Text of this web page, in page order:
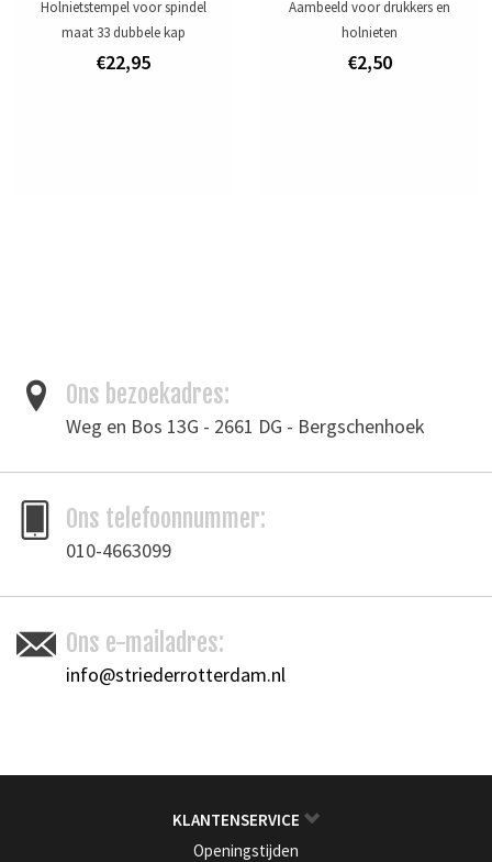
Holnietstempel voor spindel
maat 33 dubbele kap
€22,95
Aambeeld voor drukkers en
holnieten
€2,50
Ons bezoekadres:
Weg en Bos 13G - 2661 DG - Bergschenhoek
Ons telefoonnummer:
010-4663099
Ons e-mailadres:
info@striederrotterdam.nl
KLANTENSERVICE
Openingstijden